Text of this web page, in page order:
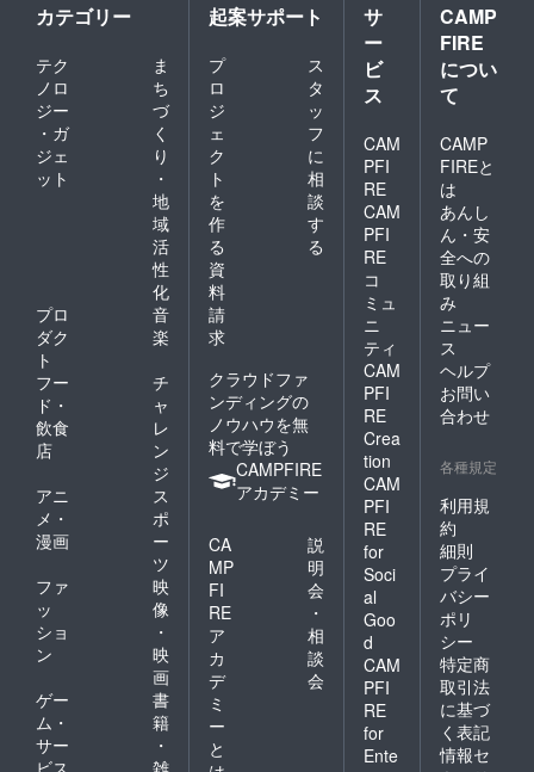
カテゴリー
テク
ノロ
ジー
・ガ
ジェ
ット
ま
ち
づ
く
り
・
地
域
活
性
化
プロ
ダク
ト
音
楽
フー
ド・
飲食
店
チ
ャ
レ
ン
ジ
アニ
メ・
漫画
ス
ポ
ー
ツ
ファ
ッ
ショ
ン
映
像
・
映
画
ゲー
ム・
サー
ビス
書
籍
・
雑
起案サポート
プ
ロ
ジ
ェ
ク
ト
を
作
る
ス
タ
ッ
フ
に
相
談
す
る
資
料
請
求
クラウドファ
ンディングの
ノウハウを無
料で学ぼう
CAMPFIRE
アカデミー
CA
MP
FI
RE
ア
カ
デ
ミ
ー
と
説
明
会
・
相
談
会
サ
ー
ビ
ス
CAM
PFI
RE
CAM
PFI
RE
コ
ミュ
ニ
ティ
CAM
PFI
RE
Crea
tion
CAM
PFI
RE
for
Soci
al
Goo
d
CAM
PFI
RE
for
Ente
CAMP
FIRE
につい
て
CAMP
FIREと
は
あんし
ん・安
全への
取り組
み
ニュー
ス
ヘルプ
お問い
合わせ
各種規定
利用規
約
細則
プライ
バシー
ポリ
シー
特定商
取引法
に基づ
く表記
情報セ